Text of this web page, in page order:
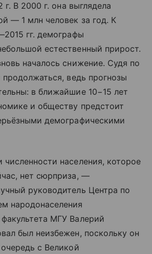
г. В 2000 г. она выглядела
— 1 млн человек за год. К
гг. демографы
естественный прирост.
началось снижение. Судя по
продолжаться, ведь прогнозы
в ближайшие 10−15 лет
и обществу предстоит
демографическими
населения, которое
нет сюрприза, —
руководитель Центра по
народонаселения
МГУ Валерий
был неизбежен, поскольку он
с Великой